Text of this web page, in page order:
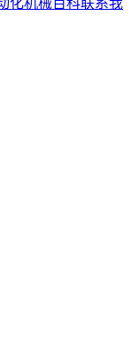
化机械百科联系我